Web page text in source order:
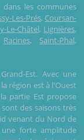
les communes
Les-Prés, Coursan-
Le-Châtel, Lignières,
Racines, Saint-Phal,
Est. Avec une
région est à l'Ouest
partie Est propose
des saisons très
venant du Nord de
forte amplitude